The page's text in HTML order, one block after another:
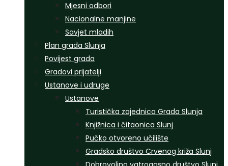
Mjesni odbori
Nacionalne manjine
Savjet mladih
Plan grada Slunja
Povijest grada
Gradovi prijatelji
Ustanove i udruge
Ustanove
Turistička zajednica Grada Slunja
Knjižnica i čitaonica Slunj
Pučko otvoreno učilište
Gradsko društvo Crvenog križa Slunj